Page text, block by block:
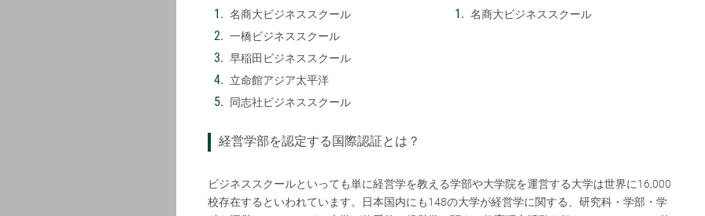
名商大ビジネススクール
一橋ビジネススクール
早稲田ビジネススクール
立命館アジア太平洋
同志社ビジネススクール
名商大ビジネススクール
経営学部を認定する国際認証とは？
ビジネススクールといっても単に経営学を教える学部や大学院を運営する大学は世界に16,000
校存在するといわれています。日本国内にも148の大学が経営学に関する、研究科・学部・学